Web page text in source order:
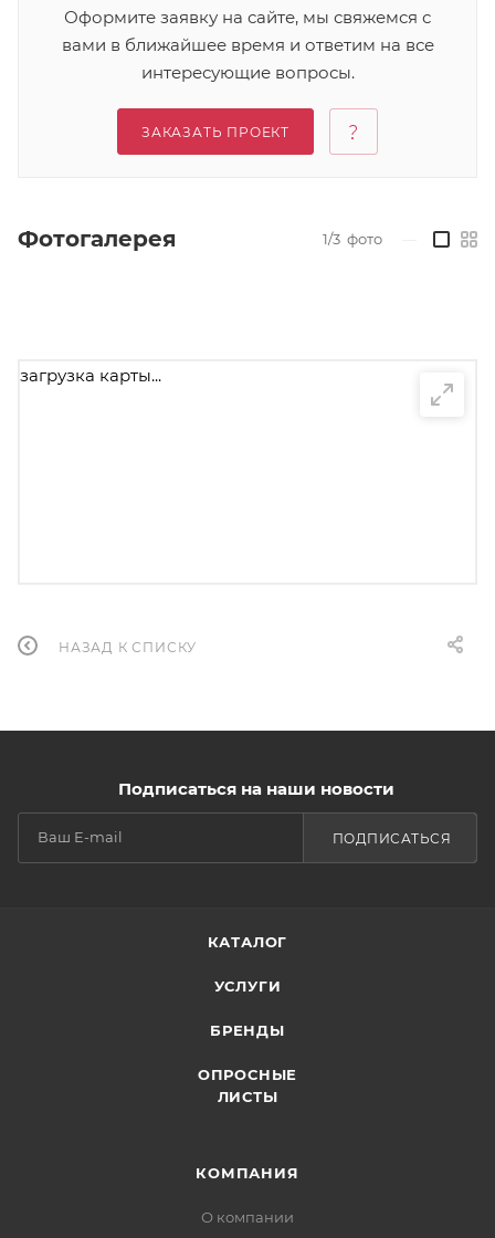
Оформите заявку на сайте, мы свяжемся с
вами в ближайшее время и ответим на все
интересующие вопросы.
ЗАКАЗАТЬ ПРОЕКТ
Фотогалерея 1/3 фото
загрузка карты...
НАЗАД К СПИСКУ
Подписаться на наши новости
ПОДПИСАТЬСЯ
КАТАЛОГ
УСЛУГИ
БРЕНДЫ
ОПРОСНЫЕ
ЛИСТЫ
КОМПАНИЯ
О компании